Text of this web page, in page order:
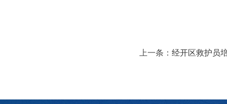
上一条： 经开区救护员